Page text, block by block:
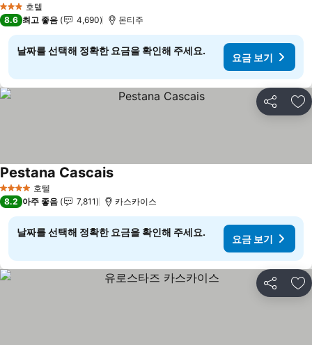
3 성급 호텔
8.6 최고 좋음 4,690 몬티주
날짜를 선택해 정확한 요금을 확인해 주세요.
요금 보기
공유 즐
4 성급 호텔
Pestana Cascais요금 보기
8.2 아주 좋음 7,811 카스카이스
날짜를 선택해 정확한 요금을 확인해 주세요.
요금 보기
공유 즐